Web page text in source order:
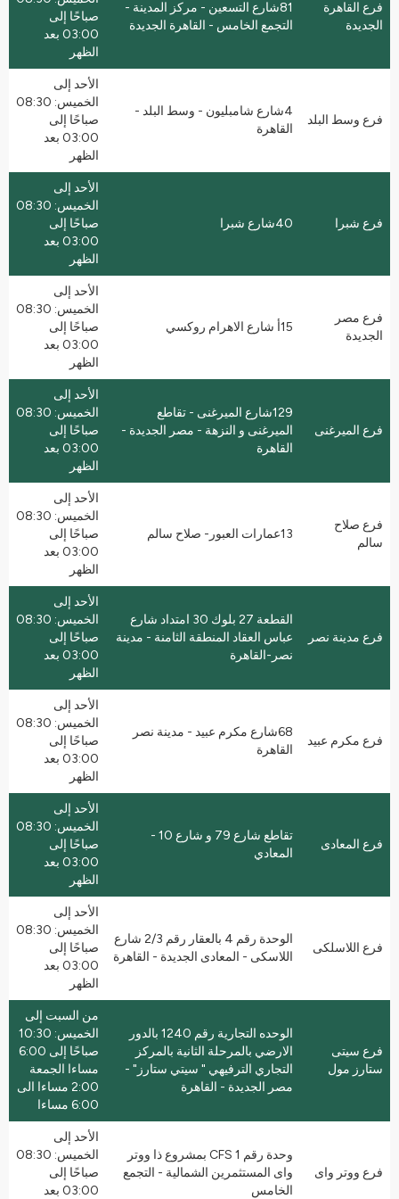
فرع القاهرة
الجديدة
81شارع التسعين - مركز المدينة -
التجمع الخامس - القاهرة الجديدة
صباحًا إلى
03:00 بعد
الظهر
فرع وسط البلد
4شارع شامبليون - وسط البلد -
القاهرة
الأحد إلى
الخميس: 08:30
صباحًا إلى
03:00 بعد
الظهر
فرع شبرا 40شارع شبرا
الأحد إلى
الخميس: 08:30
صباحًا إلى
03:00 بعد
الظهر
فرع مصر
الجديدة
15أ شارع الاهرام روكسي
الأحد إلى
الخميس: 08:30
صباحًا إلى
03:00 بعد
الظهر
فرع الميرغنى
129شارع الميرغنى - تقاطع
الميرغنى و النزهة - مصر الجديدة -
القاهرة
الأحد إلى
الخميس: 08:30
صباحًا إلى
03:00 بعد
الظهر
فرع صلاح
سالم
13عمارات العبور- صلاح سالم
الأحد إلى
الخميس: 08:30
صباحًا إلى
03:00 بعد
الظهر
فرع مدينة نصر
القطعة 27 بلوك 30 امتداد شارع
عباس العقاد المنطقة الثامنة - مدينة
نصر-القاهرة
الأحد إلى
الخميس: 08:30
صباحًا إلى
03:00 بعد
الظهر
فرع مكرم عبيد
68شارع مكرم عبيد - مدينة نصر
القاهرة
الأحد إلى
الخميس: 08:30
صباحًا إلى
03:00 بعد
الظهر
فرع المعادى
تقاطع شارع 79 و شارع 10 -
المعادي
الأحد إلى
الخميس: 08:30
صباحًا إلى
03:00 بعد
الظهر
فرع اللاسلكى
الوحدة رقم 4 بالعقار رقم 2/3 شارع
اللاسكى - المعادى الجديدة - القاهرة
الأحد إلى
الخميس: 08:30
صباحًا إلى
03:00 بعد
الظهر
فرع سيتى
ستارز مول
الوحده التجارية رقم 1240 بالدور
الارضي بالمرحلة الثانية بالمركز
التجاري الترفيهي " سيتي ستارز" -
مصر الجديدة - القاهرة
من السبت إلى
الخميس: 10:30
صباحًا إلى 6:00
مساءا الجمعة
2:00 مساءا الى
6:00 مساءا
فرع ووتر واى
وحدة رقم CFS 1 بمشروع ذا ووتر
واى المستثمرين الشمالية - التجمع
الخامس
الأحد إلى
الخميس: 08:30
صباحًا إلى
03:00 بعد